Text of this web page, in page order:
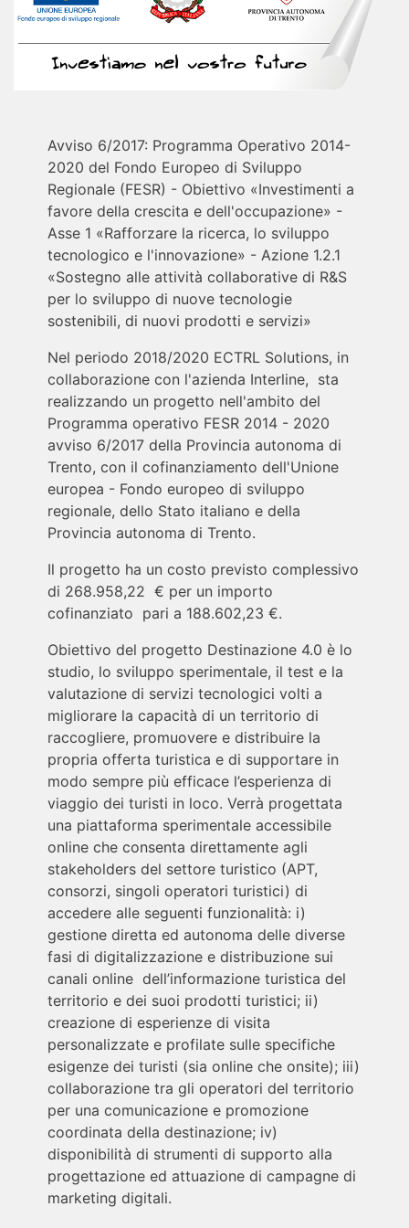
Avviso 6/2017: Programma Operativo 2014-
2020 del Fondo Europeo di Sviluppo
Regionale (FESR) - Obiettivo «Investimenti a
favore della crescita e dell'occupazione» -
Asse 1 «Rafforzare la ricerca, lo sviluppo
tecnologico e l'innovazione» - Azione 1.2.1
«Sostegno alle attività collaborative di R&S
per lo sviluppo di nuove tecnologie
sostenibili, di nuovi prodotti e servizi»
Nel periodo 2018/2020 ECTRL Solutions, in
collaborazione con l'azienda Interline, sta
realizzando un progetto nell'ambito del
Programma operativo FESR 2014 - 2020
avviso 6/2017 della Provincia autonoma di
Trento, con il cofinanziamento dell'Unione
europea - Fondo europeo di sviluppo
regionale, dello Stato italiano e della
Provincia autonoma di Trento.
Il progetto ha un costo previsto complessivo
di 268.958,22 € per un importo
cofinanziato pari a 188.602,23 €.
Obiettivo del progetto Destinazione 4.0 è lo
studio, lo sviluppo sperimentale, il test e la
valutazione di servizi tecnologici volti a
migliorare la capacità di un territorio di
raccogliere, promuovere e distribuire la
propria offerta turistica e di supportare in
modo sempre più efficace l’esperienza di
viaggio dei turisti in loco. Verrà progettata
una piattaforma sperimentale accessibile
online che consenta direttamente agli
stakeholders del settore turistico (APT,
consorzi, singoli operatori turistici) di
accedere alle seguenti funzionalità: i)
gestione diretta ed autonoma delle diverse
fasi di digitalizzazione e distribuzione sui
canali online dell’informazione turistica del
territorio e dei suoi prodotti turistici; ii)
creazione di esperienze di visita
personalizzate e profilate sulle specifiche
esigenze dei turisti (sia online che onsite); iii)
collaborazione tra gli operatori del territorio
per una comunicazione e promozione
coordinata della destinazione; iv)
disponibilità di strumenti di supporto alla
progettazione ed attuazione di campagne di
marketing digitali.